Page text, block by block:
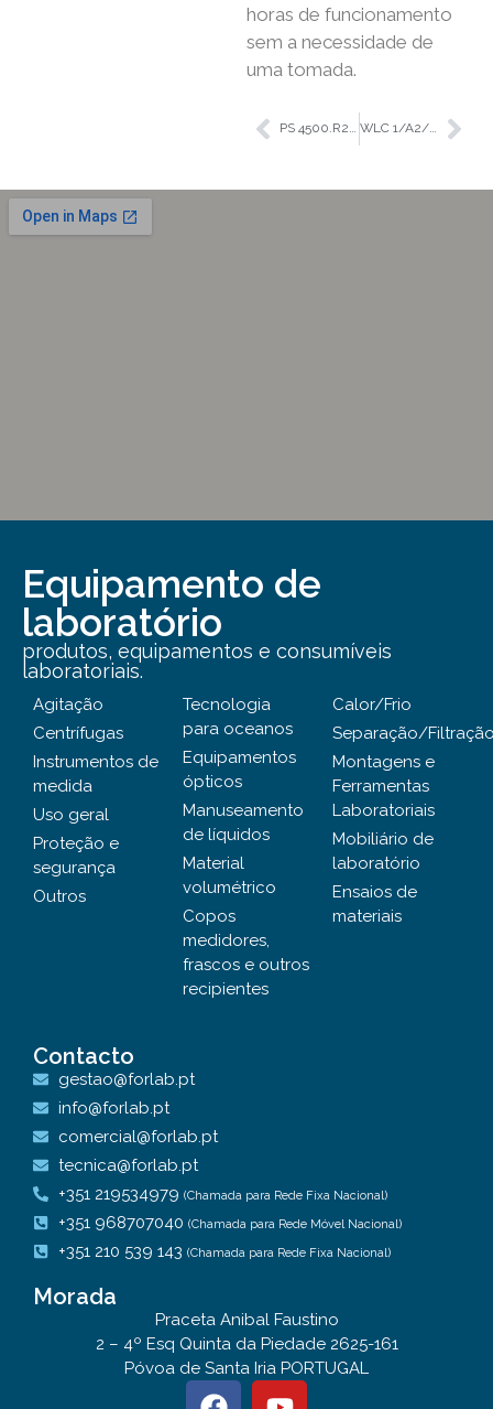
horas de funcionamento
sem a necessidade de
uma tomada.
PS 4500.R2.M WLC 1/A2/C/2
Equipamento de
laboratório
produtos, equipamentos e consumíveis
laboratoriais.
Agitação
Centrífugas
Instrumentos de
medida
Uso geral
Proteção e
segurança
Outros
Tecnologia
para oceanos
Equipamentos
ópticos
Manuseamento
de líquidos
Material
volumétrico
Copos
medidores,
frascos e outros
recipientes
Calor/Frio
Separação/
Montagens e
Ferramentas
Laboratoriais
Mobiliário de
laboratório
Ensaios de
materiais
Contacto
gestao@forlab.pt
info@forlab.pt
comercial@forlab.pt
tecnica@forlab.pt
+351 219534979 (Chamada para Rede Fixa Nacional)
+351 968707040 (Chamada para Rede Móvel Nacional)
+351 210 539 143 (Chamada para Rede Fixa Nacional)
Morada
Praceta Anibal Faustino
2 – 4º Esq Quinta da Piedade 2625-161
Póvoa de Santa Iria PORTUGAL